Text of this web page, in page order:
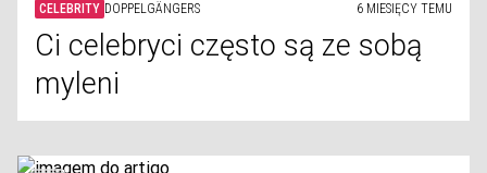
CELEBRITY DOPPELGÄNGERS 6 MIESIĘCY TEMU
Ci celebryci często są ze sobą
myleni